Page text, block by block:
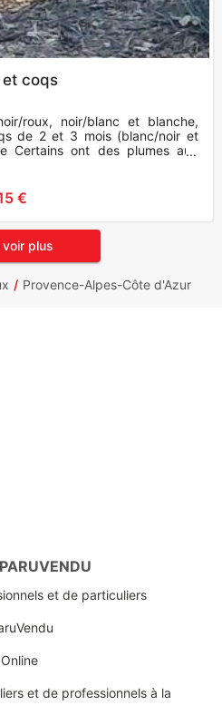
et coqs
roux, noir/blanc et blanche,
de 2 et 3 mois (blanc/noir et
Certains ont des plumes aux
€
voir plus
Provence-Alpes-Côte d'Azur
et de particuliers
et de professionnels à la